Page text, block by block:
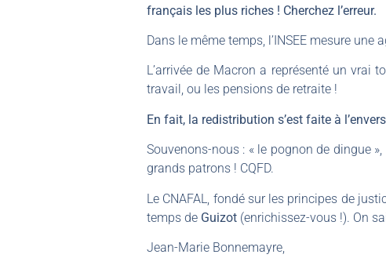
français les plus riches ! Cherchez l’erreur.
Dans le même temps, l’INSEE mesure
L’arrivée de Macron a représenté un vrai
travail, ou les pensions de retraite !
En fait, la redistribution s’est faite à
Souvenons-nous : « le pognon de dingue
grands patrons ! CQFD.
Le CNAFAL, fondé sur les principes de
temps de Guizot (enrichissez-vous !). On
Jean-Marie Bonnemayre,